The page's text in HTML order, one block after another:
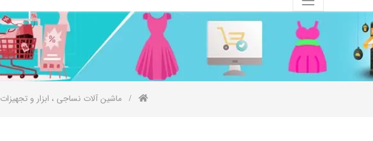
ماشین آلات نساجی ، ابزار و تجهیزات